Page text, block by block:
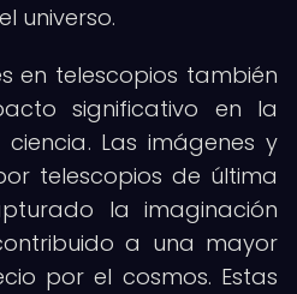
universo.
en telescopios también
significativo en la
Las imágenes y
telescopios de última
la imaginación
a una mayor
por el cosmos. Estas